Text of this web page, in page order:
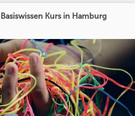
Kurs in Hamburg